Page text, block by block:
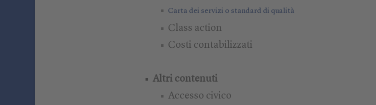
Carta dei servizi o standard di qualità
Class action
Costi contabilizzati
Altri contenuti
Accesso civico